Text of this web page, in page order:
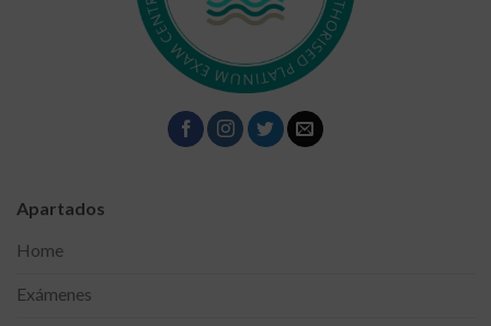
Apartados
Home
Exámenes